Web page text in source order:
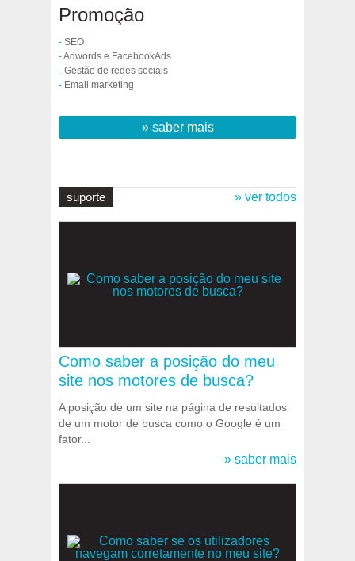
Promoção
- SEO
-Adwords e FacebookAds
- Gestão de redes sociais
- Email marketing
» saber mais
suporte » ver todos
Como saber a posição do meu
site nos motores de busca?
A posição de um site na página de resultados
de um motor de busca como o Google é um
fator...
» saber mais